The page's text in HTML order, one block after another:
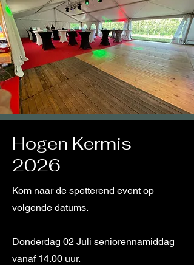
Hogen Kermis
2026
Kom naar de spetterend event op
volgende datums.
Donderdag 02 Juli seniorennamiddag
vanaf 14.00 uur.